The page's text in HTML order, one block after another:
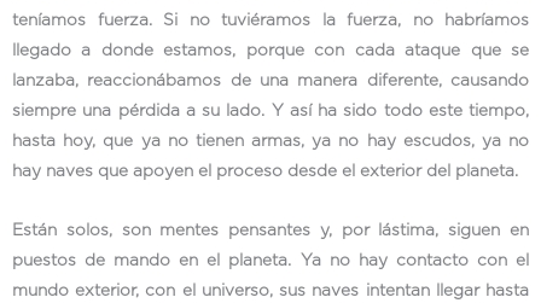
teníamos fuerza. Si no tuviéramos la fuerza, no habríamos
llegado a donde estamos, porque con cada ataque que se
lanzaba, reaccionábamos de una manera diferente, causando
siempre una pérdida a su lado. Y así ha sido todo este tiempo,
hasta hoy, que ya no tienen armas, ya no hay escudos, ya no
hay naves que apoyen el proceso desde el exterior del planeta.
Están solos, son mentes pensantes y, por lástima, siguen en
puestos de mando en el planeta. Ya no hay contacto con el
mundo exterior, con el universo, sus naves intentan llegar hasta